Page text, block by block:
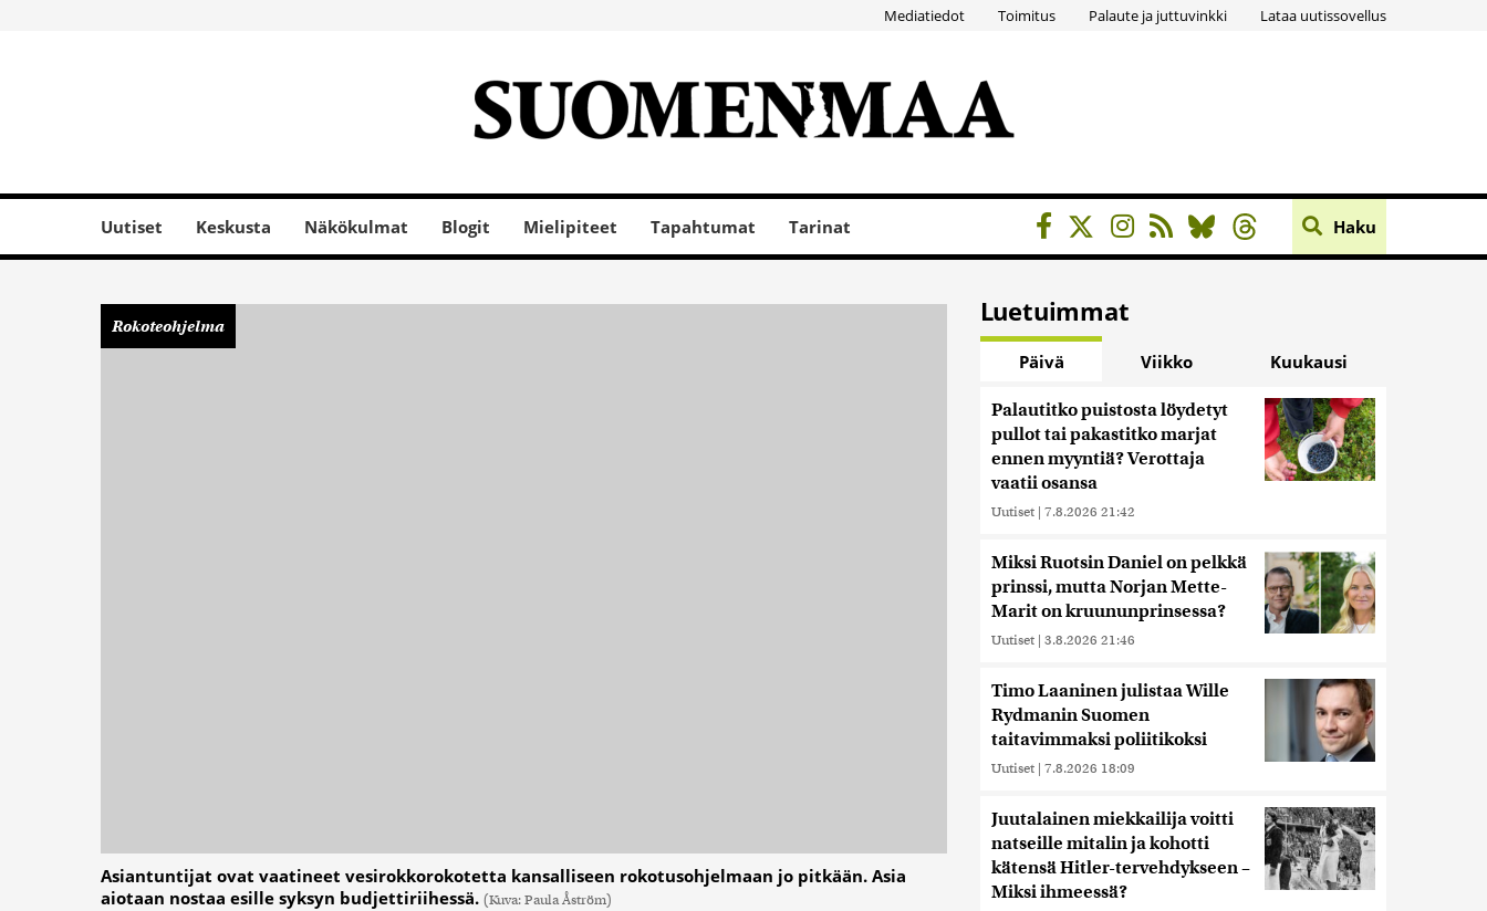
Mediatiedot Toimitus Palaute ja juttuvinkki Lataa uutissovellus
Uutiset Keskusta Näkökulmat Blogit Mielipiteet Tapahtumat Tarinat Haku
Rokoteohjelma
Asiantuntijat ovat vaatineet vesirokkorokotetta kansalliseen rokotusohjelmaan jo pitkään. Asia
aiotaan nostaa esille syksyn budjettiriihessä. (Kuva: Paula Åström)
Luetuimmat
Päivä Viikko Kuukausi
Palautitko puistosta löydetyt
pullot tai pakastitko marjat
ennen myyntiä? Verottaja
vaatii osansa
Uutiset | 7.8.2026 21:42
Miksi Ruotsin Daniel on pelkkä
prinssi, mutta Norjan Mette-
Marit on kruununprinsessa?
Uutiset | 3.8.2026 21:46
Timo Laaninen julistaa Wille
Rydmanin Suomen
taitavimmaksi poliitikoksi
Uutiset | 7.8.2026 18:09
Juutalainen miekkailija voitti
natseille mitalin ja kohotti
kätensä Hitler-tervehdykseen –
Miksi ihmeessä?